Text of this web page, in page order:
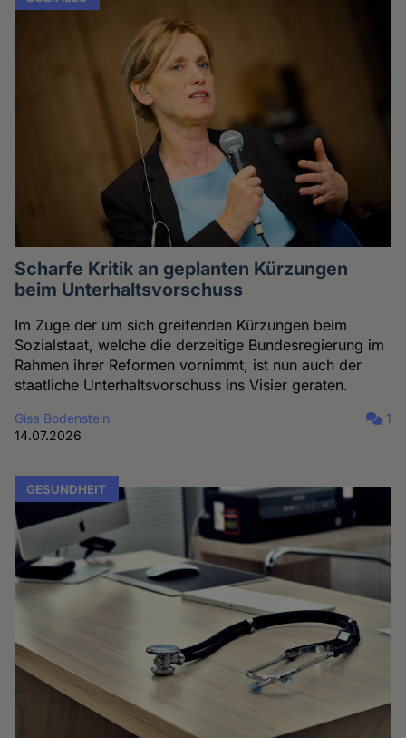
Scharfe Kritik an geplanten Kürzungen
beim Unterhaltsvorschuss
Im Zuge der um sich greifenden Kürzungen beim
Sozialstaat, welche die derzeitige Bundesregierung im
Rahmen ihrer Reformen vornimmt, ist nun auch der
staatliche Unterhaltsvorschuss ins Visier geraten.
Gisa Bodenstein
14.07.2026
1
GESUNDHEIT